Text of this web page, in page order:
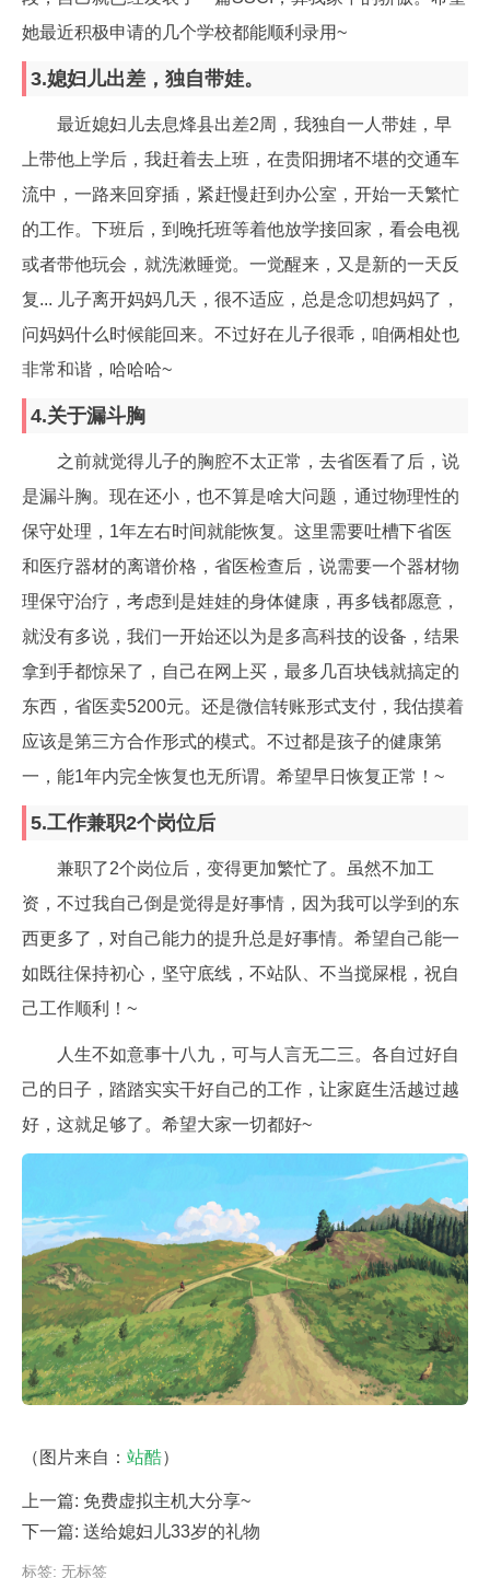
她最近积极申请的几个学校都能顺利录用~
3.媳妇儿出差，独自带娃。
最近媳妇儿去息烽县出差2周，我独自一人带娃，早
上带他上学后，我赶着去上班，在贵阳拥堵不堪的交通车
流中，一路来回穿插，紧赶慢赶到办公室，开始一天繁忙
的工作。下班后，到晚托班等着他放学接回家，看会电视
或者带他玩会，就洗漱睡觉。一觉醒来，又是新的一天反
复... 儿子离开妈妈几天，很不适应，总是念叨想妈妈了，
问妈妈什么时候能回来。不过好在儿子很乖，咱俩相处也
非常和谐，哈哈哈~
4.关于漏斗胸
之前就觉得儿子的胸腔不太正常，去省医看了后，说
是漏斗胸。现在还小，也不算是啥大问题，通过物理性的
保守处理，1年左右时间就能恢复。这里需要吐槽下省医
和医疗器材的离谱价格，省医检查后，说需要一个器材物
理保守治疗，考虑到是娃娃的身体健康，再多钱都愿意，
就没有多说，我们一开始还以为是多高科技的设备，结果
拿到手都惊呆了，自己在网上买，最多几百块钱就搞定的
东西，省医卖5200元。还是微信转账形式支付，我估摸着
应该是第三方合作形式的模式。不过都是孩子的健康第
一，能1年内完全恢复也无所谓。希望早日恢复正常！~
5.工作兼职2个岗位后
兼职了2个岗位后，变得更加繁忙了。虽然不加工
资，不过我自己倒是觉得是好事情，因为我可以学到的东
西更多了，对自己能力的提升总是好事情。希望自己能一
如既往保持初心，坚守底线，不站队、不当搅屎棍，祝自
己工作顺利！~
人生不如意事十八九，可与人言无二三。各自过好自
己的日子，踏踏实实干好自己的工作，让家庭生活越过越
好，这就足够了。希望大家一切都好~
（图片来自： 站酷）
上一篇: 免费虚拟主机大分享~
下一篇: 送给媳妇儿33岁的礼物
标签: 无标签